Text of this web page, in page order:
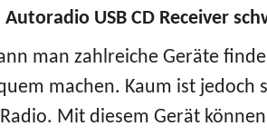
Autoradio USB CD Receiver
man zahlreiche Geräte
machen. Kaum ist jedoch
Mit diesem Gerät können